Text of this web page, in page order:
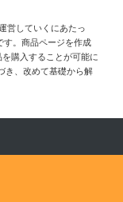
営していくにあたっ
す。商品ページを作成
購入することが可能に
き、改めて基礎から解